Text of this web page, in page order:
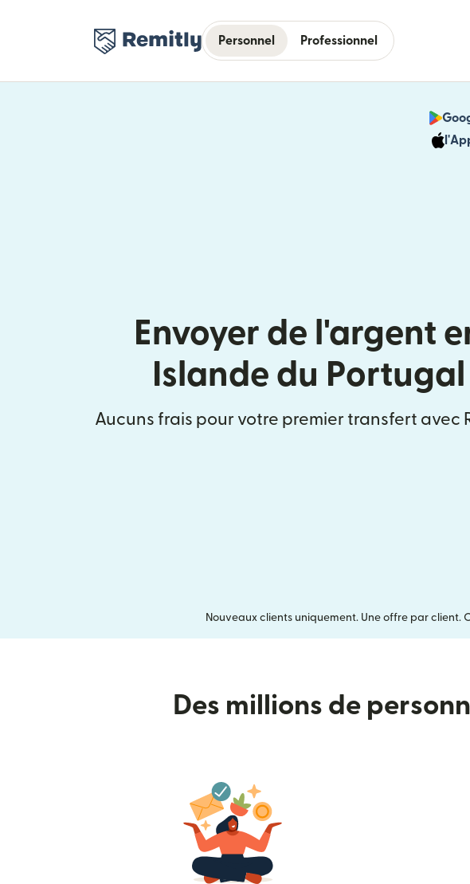
Personnel Professionnel
Envoyer de l'argent
Islande du Portugal
Aucuns frais pour votre premier transfert avec
Nouveaux clients uniquement. Une offre par client.
Des millions de